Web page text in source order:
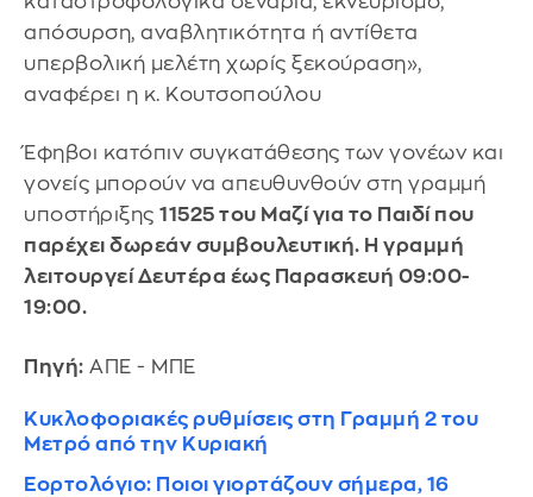
απόσυρση, αναβλητικότητα ή αντίθετα
υπερβολική μελέτη χωρίς ξεκούραση»,
αναφέρει η κ. Κουτσοπούλου
Έφηβοι κατόπιν συγκατάθεσης των γονέων και
γονείς μπορούν να απευθυνθούν στη γραμμή
υποστήριξης 11525 του Μαζί για το Παιδί που
παρέχει δωρεάν συμβουλευτική. Η γραμμή
λειτουργεί Δευτέρα έως Παρασκευή 09:00-
19:00.
Πηγή: ΑΠΕ - ΜΠΕ
Κυκλοφοριακές ρυθμίσεις στη Γραμμή 2 του
Μετρό από την Κυριακή
Εορτολόγιο: Ποιοι γιορτάζουν σήμερα, 16